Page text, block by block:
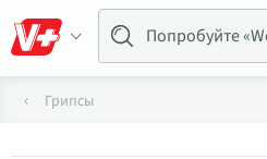
Грипсы